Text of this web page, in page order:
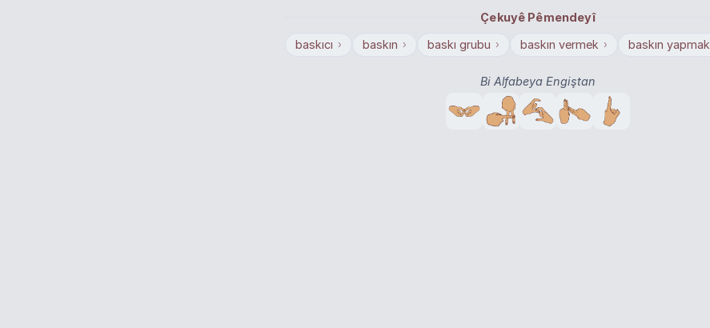
Çekuyê Pêmendeyî
baskıcı › baskın › baskı grubu › baskın vermek › baskın yapmak
Bi Alfabeya Engiştan